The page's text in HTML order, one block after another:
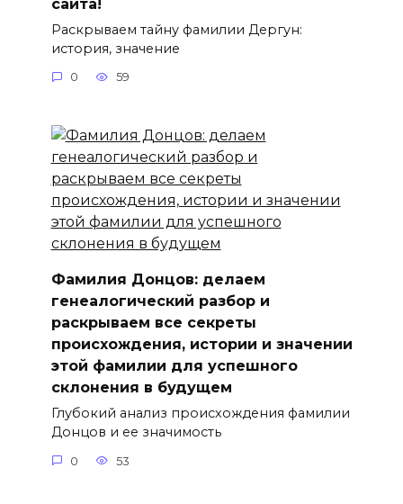
Раскрываем тайну фамилии Дергун:
история, значение
0 59
Фамилия Донцов: делаем
генеалогический разбор и
раскрываем все секреты
происхождения, истории и значении
этой фамилии для успешного
склонения в будущем
Глубокий анализ происхождения фамилии
Донцов и ее значимость
0 53